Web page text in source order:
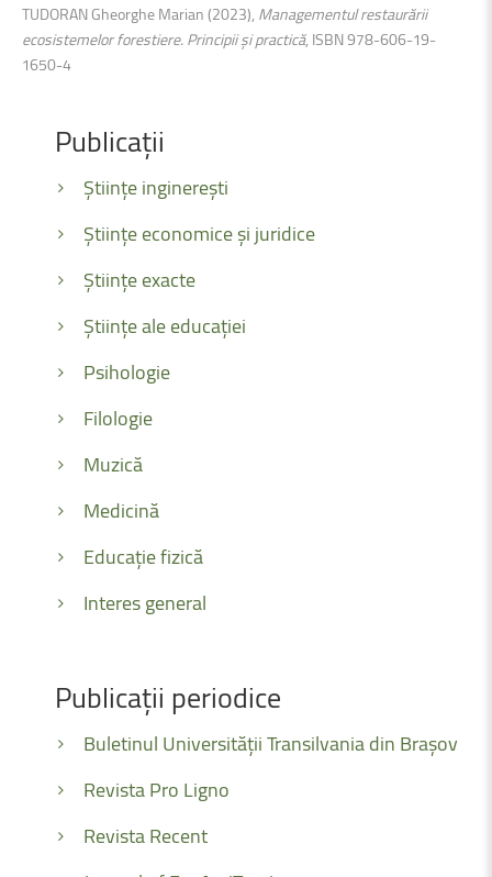
TUDORAN Gheorghe Marian (2023), Managementul restaurării
ecosistemelor forestiere.Principii și practică, ISBN 978-606-19-
1650-4
Publicații
Științe inginerești
Științe economice și juridice
Științe exacte
Științe ale educației
Psihologie
Filologie
Muzică
Medicină
Educație fizică
Interes general
Publicații periodice
Buletinul Universității Transilvania din Brașov
Revista Pro Ligno
Revista Recent